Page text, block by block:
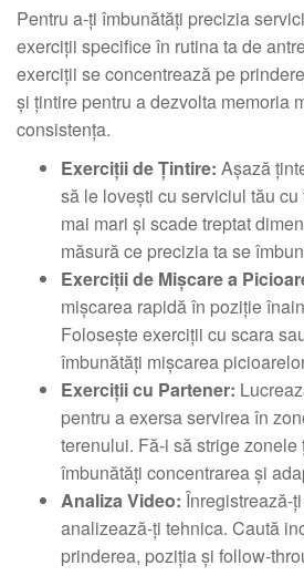
Pentru a-ți îmbunătăți precizia
exerciții specifice în rutina ta de
exerciții se concentrează pe
și țintire pentru a dezvolta memoria
consistența.
Exerciții de Țintire: Așază
să le lovești cu serviciul tău
mai mari și scade treptat
măsură ce precizia ta se
Exerciții de Mișcare a
mișcarea rapidă în poziție
Folosește exerciții cu scara
îmbunătăți mișcarea
Exerciții cu Partener:
pentru a exersa servirea în
terenului. Fă-i să strige zonele
îmbunătăți concentrarea și
Analiza Video: Înregistrează-
analizează-ți tehnica. Caută
prinderea, poziția și follow-